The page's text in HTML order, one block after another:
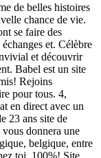
de belles histoires
chance de vie.
se faire des
et. Célèbre
et découvrir
Babel est un site
Rejoins
pour tous. 4,
en direct avec un
23 ans site de
donnera une
belgique, entre
toi, 100%! Site